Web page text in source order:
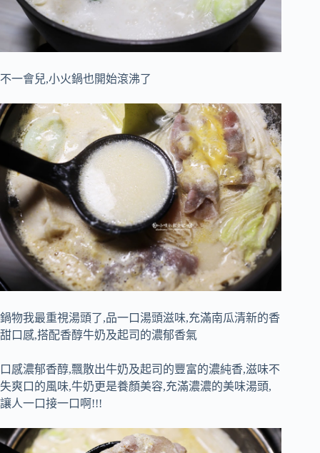
不一會兒,小火鍋也開始滾沸了
鍋物我最重視湯頭了,品一口湯頭滋味,充滿南瓜清新的香
甜口感,搭配香醇牛奶及起司的濃郁香氣
口感濃郁香醇,飄散出牛奶及起司的豐富的濃純香,滋味不
失爽口的風味,牛奶更是養顏美容,充滿濃濃的美味湯頭,
讓人一口接一口啊!!!